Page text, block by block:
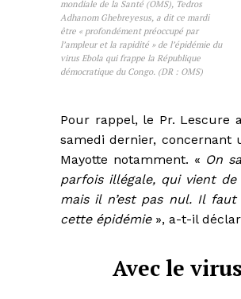
mondiale de la Santé (OMS), Tedros
Adhanom Ghebreyesus, a dit ce mardi
être « profondément préoccupé par
l’ampleur et la rapidité » de l’épidémie du
virus Ebola qui frappe la République
démocratique du Congo. (DR : OMS)
Pour rappel, le Pr. Lescure
samedi dernier,
Mayotte notamment. « On
parfois illégale, qui vient
mais il n’est pas nul. Il faut
cette épidémie», a-t-il
Avec le